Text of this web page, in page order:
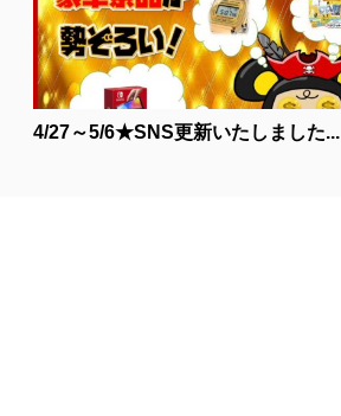
4/27～5/6★SNS更新いたしました...